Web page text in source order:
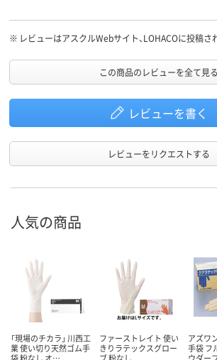
※ レビューはアスクルWebサイト、LOHACOに投稿さ
この商品のレビューを全て見る
レビューを書く
レビューをリクエストする
人気の商品
「現場のチカラ」 川西工
業 使い切り天然ゴム手
ファーストレイト 使い
きりラテックスグロー
アズワ
手袋 フ